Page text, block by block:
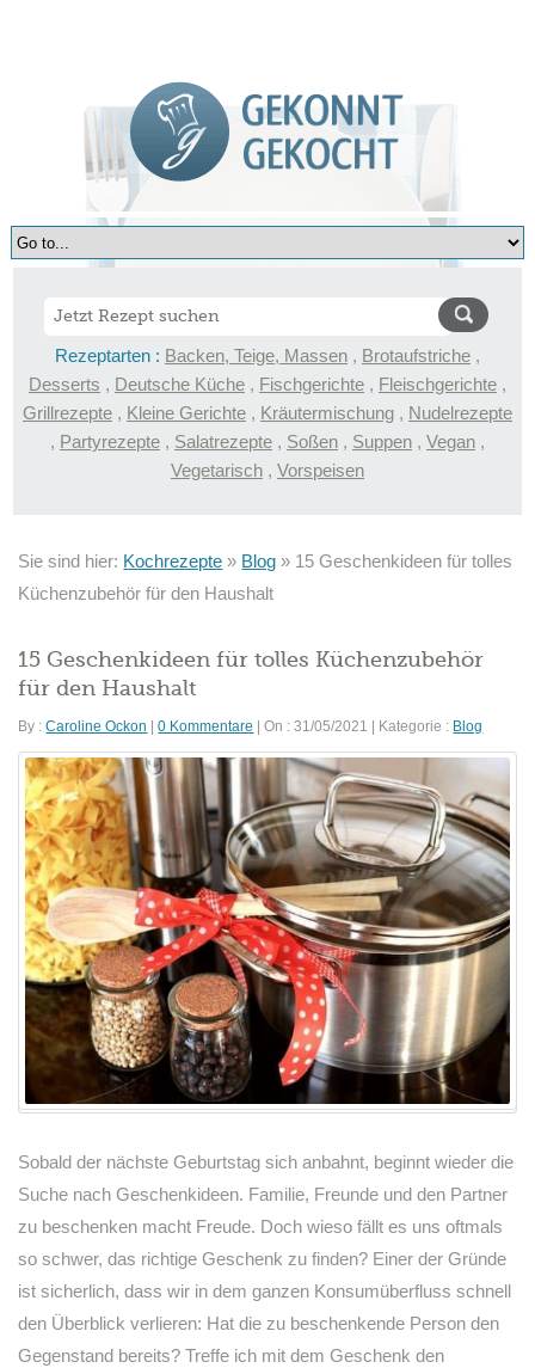
Rezeptarten : Backen, Teige, Massen , Brotaufstriche ,
Desserts , Deutsche Küche , Fischgerichte , Fleischgerichte ,
Grillrezepte , Kleine Gerichte , Kräutermischung , Nudelrezepte
, Partyrezepte , Salatrezepte , Soßen , Suppen , Vegan ,
Vegetarisch , Vorspeisen
Sie sind hier: Kochrezepte » Blog » 15 Geschenkideen für tolles
Küchenzubehör für den Haushalt
15 Geschenkideen für tolles Küchenzubehör
für den Haushalt
By :Caroline Ockon 0 Kommentare On : 31/05/2021 Kategorie : Blog
Sobald der nächste Geburtstag sich anbahnt, beginnt wieder die
Suche nach Geschenkideen. Familie, Freunde und den Partner
zu beschenken macht Freude. Doch wieso fällt es uns oftmals
so schwer, das richtige Geschenk zu finden? Einer der Gründe
ist sicherlich, dass wir in dem ganzen Konsumüberfluss schnell
den Überblick verlieren: Hat die zu beschenkende Person den
Gegenstand bereits? Treffe ich mit dem Geschenk den